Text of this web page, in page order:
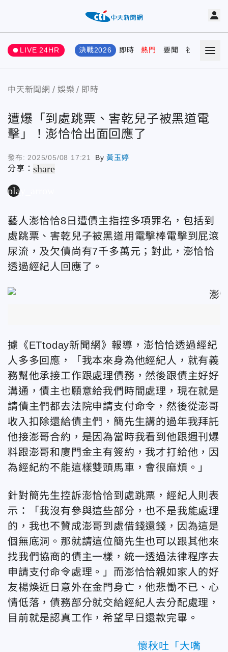
LIVE 24HR 決戰2026 即時 熱門 要聞 社會 娛樂
中天新聞網 娛樂 即時
遭爆「到處跳票、害乾兒子被黑道電
擊」！澎恰恰出面回應了
發布: 2025/05/08 17:21 By黃玉婷
分享：share
play_arrow
藝人澎恰恰8日遭債主指控多項罪名，包括到
處跳票、害乾兒子被黑道用電擊棒電擊到屁滾
尿流，及欠債尚有7千多萬元；對此，澎恰恰
透過經紀人回應了。
據《ETtoday新聞網》報導，澎恰恰透過經紀
人多多回應，「我本來身為他經紀人，就有義
務幫他承接工作跟處理債務，然後跟債主好好
溝通，債主也願意給我們時間處理，現在就是
請債主們都去法院申請支付命令，然後從澎哥
收入扣除還給債主們，簡先生講的過年我拜託
他接澎哥合約，是因為當時我看到他跟週刊爆
料跟澎哥和廈門金主有簽約，我才打給他，因
為經紀約不能這樣雙頭馬車，會很麻煩。」
針對簡先生控訴澎恰恰到處跳票，經紀人則表
示：「我沒有參與這些部分，也不是我能處理
的，我也不贊成澎哥到處借錢還錢，因為這是
個無底洞。那就請這位簡先生也可以跟其他來
找我們協商的債主一樣，統一透過法律程序去
申請支付命令處理。 」而澎恰恰親如家人的好
友楊煥近日意外在金門身亡，他悲慟不已、心
情低落，債務部分就交給經紀人去分配處理，
目前就是認真工作，希望早日還款完畢。
懷秋吐「大嘴